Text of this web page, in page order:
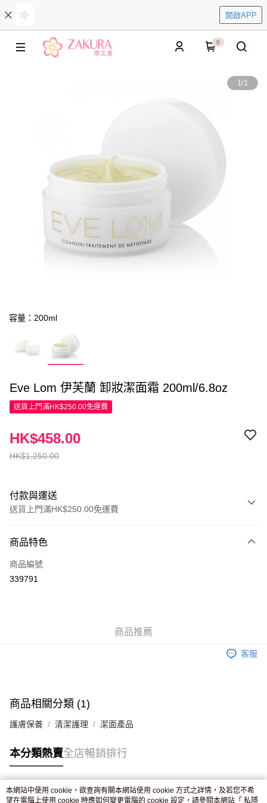
開啟APP
0
1/1
容量：200ml
Eve Lom 伊芙蘭 卸妝潔面霜 200ml/6.8oz
送貨上門滿HK$250.00免運費
HK$1,250.00
HK$458.00
付款與運送
送貨上門滿HK$250.00免運費
信用卡
Apple Pay
付款後門市自取，訂單確認後2-4個工作天到店，7天內取。逾期後
商品特色
商品編號
339791
商品推薦
客服
商品相關分類 (1)
護膚保養 清潔護理 潔面產品
本分類熱賣全店暢銷排行
熱門標籤
本網站中使用 cookie，欲查詢有關本網站使用 cookie 方式之詳情，及若您不希
望在電腦上使用 cookie 時應如何變更電腦的 cookie 設定，請參閱本網站「 私隱